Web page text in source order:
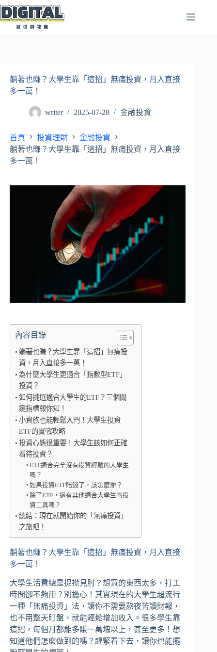
跳
至
躺著也賺？大學生靠「這招」無痛投資，月入直接
多一萬！
writer 2025-07-28 金融投資
首頁 投資理財
金融投資
躺著也賺？大學生靠「這招」無痛投資，月入直接
多一萬！
內容目錄
躺著也賺？大學生靠「這招」無痛投
資，月入直接多一萬！
為什麼大學生更適合「指數型ETF」
投資？
如何挑選適合大學生的ETF？三個關
鍵指標報你知！
小資族也能輕鬆入門！大學生投資
ETF的實戰攻略
投資心態很重要！大學生該如何正確
看待投資？
ETF適合完全沒有投資經驗的大學生
嗎？
如果投資ETF賠錢了，該怎麼辦？
除了ETF，還有其他適合大學生的投
資工具嗎？
總結：現在就開始你的「無痛投資」
之旅吧！
躺著也賺？大學生靠「這招」無痛投資，月入直接
多一萬！
大學生活費總是捉襟見肘？想買的東西太多，打工
時間卻不夠用？別擔心！其實現在的大學生超流行
一種「無痛投資」法，讓你不需要熬夜苦讀財報，
也不用整天盯盤，就能輕鬆增加收入。很多學生靠
這招，每個月都能多賺一萬塊以上，甚至更多！想
知道他們怎麼做到的嗎？趕緊看下去，讓你也能擺